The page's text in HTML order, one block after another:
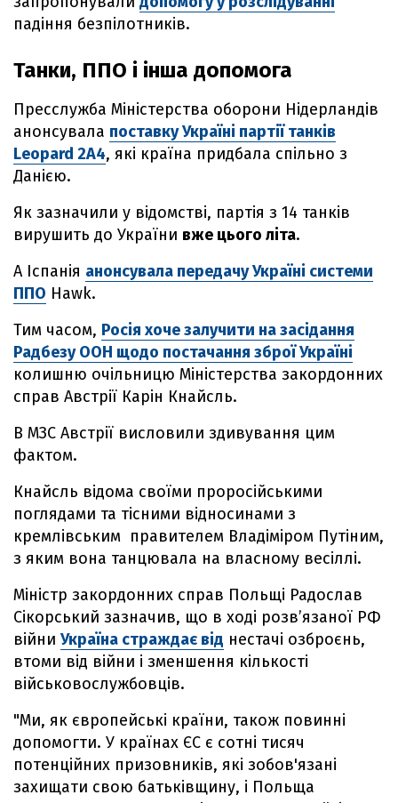
падіння безпілотників.
Танки, ППО і інша допомога
Пресслужба Міністерства оборони Нідерландів
анонсувала поставку Україні партії танків
Leopard 2A4, які країна придбала спільно з
Данією.
Як зазначили у відомстві, партія з 14 танків
вирушить до України вже цього літа.
А Іспанія анонсувала передачу Україні системи
ППО Hawk.
Тим часом, Росія хоче залучити на засідання
Радбезу ООН щодо постачання зброї Україні
колишню очільницю Міністерства закордонних
справ Австрії Карін Кнайсль.
В МЗС Австрії висловили здивування цим
фактом.
Кнайсль відома своїми проросійськими
поглядами та тісними відносинами з
кремлівським правителем Владіміром Путіним,
з яким вона танцювала на власному весіллі.
Міністр закордонних справ Польщі Радослав
Сікорський зазначив, що в ході розв’язаної РФ
війни Україна страждає від нестачі озброєнь,
втоми від війни і зменшення кількості
військовослужбовців.
"Ми, як європейські країни, також повинні
допомогти. У країнах ЄС є сотні тисяч
потенційних призовників, які зобов'язані
захищати свою батьківщину, і Польща